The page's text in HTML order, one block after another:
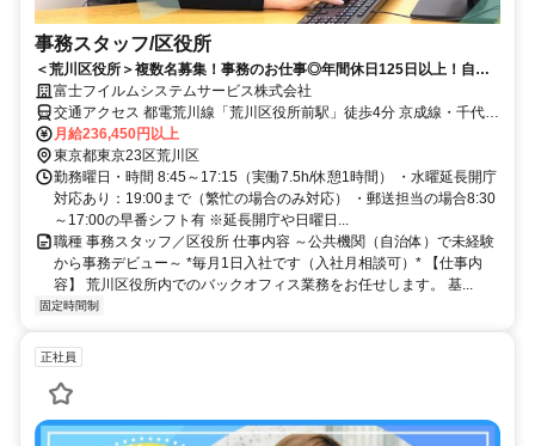
事務スタッフ/区役所
＜荒川区役所＞複数名募集！事務のお仕事◎年間休日125日以上！自治
体業務を後押しするお仕事♪
富士フイルムシステムサービス株式会社
交通アクセス 都電荒川線「荒川区役所前駅」徒歩4分 京成線・千代田
線「町屋駅」徒歩12分 JR常磐線「三河島駅」徒歩10分 ☆自転車通勤
可です
月給236,450円以上
東京都東京23区荒川区
勤務曜日・時間 8:45～17:15（実働7.5h/休憩1時間） ・水曜延長開庁
対応あり：19:00まで（繁忙の場合のみ対応） ・郵送担当の場合8:30
～17:00の早番シフト有 ※延長開庁や日曜日...
職種 事務スタッフ／区役所 仕事内容 ～公共機関（自治体）で未経験
から事務デビュー～ *毎月1日入社です（入社月相談可）* 【仕事内
容】 荒川区役所内でのバックオフィス業務をお任せします。 基...
固定時間制
正社員